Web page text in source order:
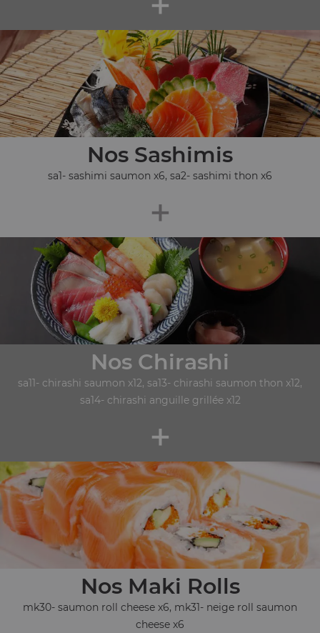
Nos Sashimis
sa1- sashimi saumon x6, sa2- sashimi thon x6
+
Nos Chirashi
sa11- chirashi saumon x12, sa13- chirashi saumon thon x12,
sa14- chirashi anguille grillée x12
+
Nos Maki Rolls
mk30- saumon roll cheese x6, mk31- neige roll saumon
cheese x6